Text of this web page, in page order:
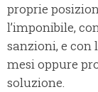
proprie
l’imponibile,
sanzioni, e con
mesi oppure
soluzione.